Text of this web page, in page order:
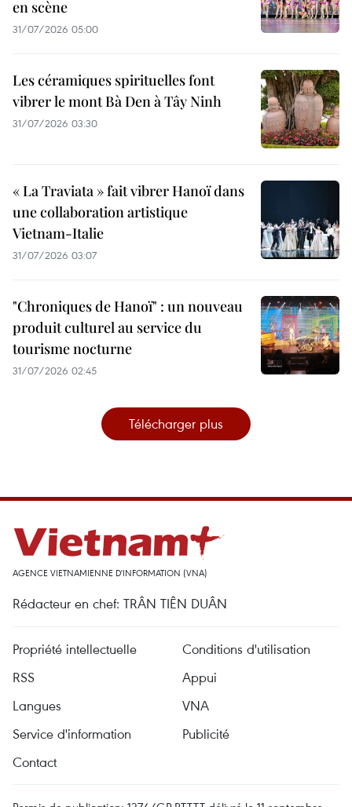
en scène
31/07/2026 05:00
Les céramiques spirituelles font
vibrer le mont Bà Den à Tây Ninh
31/07/2026 03:30
« La Traviata » fait vibrer Hanoï dans
une collaboration artistique
Vietnam-Italie
31/07/2026 03:07
"Chroniques de Hanoï" : un nouveau
produit culturel au service du
tourisme nocturne
31/07/2026 02:45
Télécharger plus
AGENCE VIETNAMIENNE D'INFORMATION (VNA)
Rédacteur en chef: TRÂN TIÊN DUÂN
Propriété intellectuelle
Conditions d'utilisation
RSS
Appui
Langues
VNA
Service d'information
Publicité
Contact